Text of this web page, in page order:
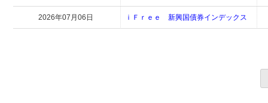
2026年07月06日 ｉＦｒｅｅ 新興国債券インデックス